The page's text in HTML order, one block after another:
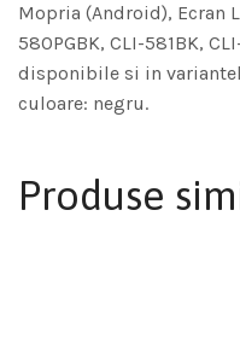
Mopria (Android), Ecran
580PGBK, CLI-581BK,
disponibile si in
culoare: negru.
Produse